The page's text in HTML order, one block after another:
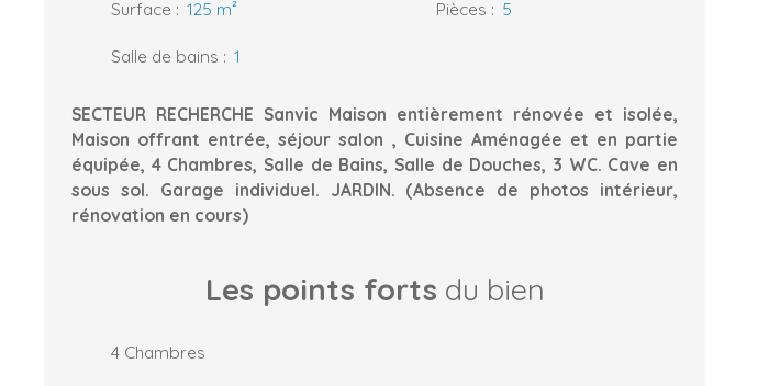
Surface : 125 m² Pièces : 5
Salle de bains : 1
SECTEUR RECHERCHE Sanvic Maison entièrement rénovée et isolée,
Maison offrant entrée, séjour salon , Cuisine Aménagée et en partie
équipée, 4 Chambres, Salle de Bains, Salle de Douches, 3 WC. Cave en
sous sol. Garage individuel. JARDIN. (Absence de photos intérieur,
rénovation en cours)
Les points forts du bien
4 Chambres